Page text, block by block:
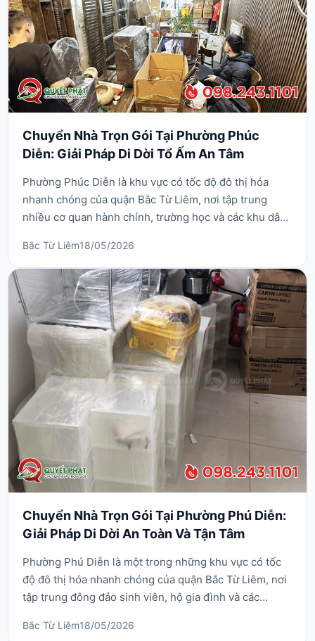
Chuyển Nhà Trọn Gói Tại Phường Phúc
Diễn: Giải Pháp Di Dời Tổ Ấm An Tâm
Phường Phúc Diễn là khu vực có tốc độ đô thị hóa
nhanh chóng của quận Bắc Từ Liêm, nơi tập trung
nhiều cơ quan hành chính, trường học và các khu dân
địa hình đan xen giữa các ngõ nhỏ dân sinh và các tòa
nhà cao tầng hiện đại, nhu cầu sử dụng dịch
vụ chuyển nhà trọn gói tại phường Phúc Diễn luôn
đòi...
Bắc Từ Liêm18/05/2026
Chuyển Nhà Trọn Gói Tại Phường Phú Diễn:
Giải Pháp Di Dời An Toàn Và Tận Tâm
Phường Phú Diễn là một trong những khu vực có tốc
độ đô thị hóa nhanh chóng của quận Bắc Từ Liêm, nơi
tập trung đông đảo sinh viên, hộ gia đình và các
các khu tập thể cũ, nhà trọ và các dự án chung cư mới,
Bắc Từ Liêm18/05/2026